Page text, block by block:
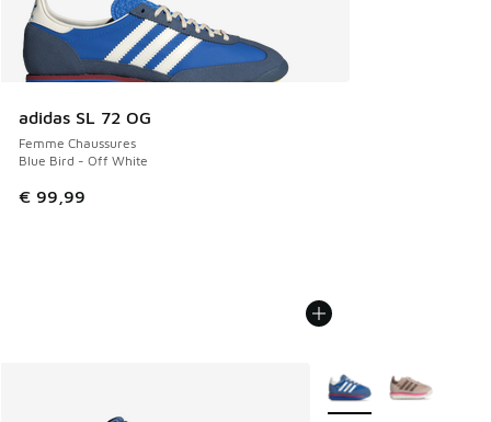
adidas SL 72 OG
Femme Chaussures
Blue Bird - Off White
€ 99,99
Plus de couleurs